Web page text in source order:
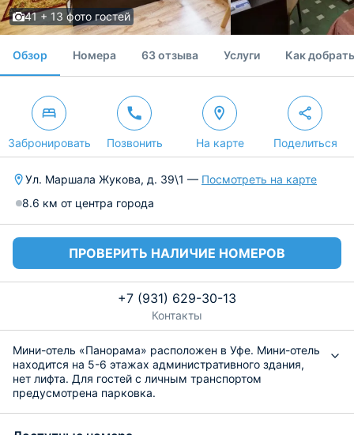
41 + 13 фото гостей
Обзор Номера 63 отзыва Услуги Как
Забронировать Позвонить На карте Поделиться
Ул. Маршала Жукова, д. 39\1 — Посмотреть на карте
8.6 км от центра города
ПРОВЕРИТЬ НАЛИЧИЕ НОМЕРОВ
+7 (931) 629-30-13
Контакты
Мини-отель «Панорама» расположен в Уфе. Мини-отель
находится на 5-6 этажах административного здания,
нет лифта. Для гостей с личным транспортом
предусмотрена парковка.